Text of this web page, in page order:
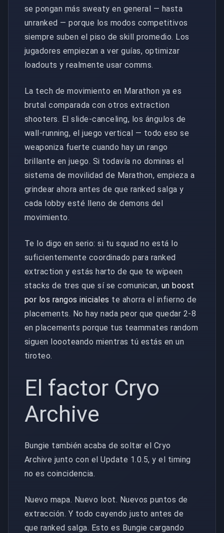
se pongan más sweaty en general — hasta
unranked — porque los modos competitivos
siempre suben el piso de skill promedio. Los
jugadores empiezan a ver guías, optimizar
loadouts y realmente usar comms.
La tech de movimiento en Marathon ya es
brutal comparada con otros extraction
shooters. El slide-canceling, los ángulos de
wall-running, el juego vertical — todo eso se
weaponiza fuerte cuando hay un rango
brillante en juego. Si todavía no dominas el
sistema de movilidad de Marathon, empieza a
grindear ahora antes de que ranked salga y
cada lobby esté lleno de demons del
movimiento.
Te lo digo en serio: si tu squad no está lo
suficientemente coordinado para ranked
extraction y estás harto de que te wipeen
stacks de tres que sí se comunican, un boost
por los rangos iniciales te ahorra el infierno de
placements. No hay nada peor que quedar 2-8
en placements porque tus teammates random
siguen loooteando mientras tú estás en un
tiroteo.
El factor Cryo
Archive
Bungie también acaba de soltar el Cryo
Archive junto con el Update 1.0.5, y el timing
no es coincidencia.
Nuevo mapa. Nuevo loot. Nuevos puntos de
extracción. Y todo cayendo justo antes de
que ranked salga. Esto es Bungie cargando